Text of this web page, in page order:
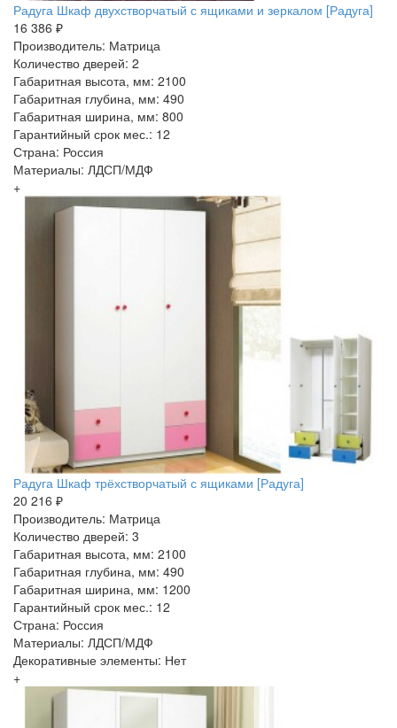
Радуга Шкаф двухстворчатый с ящиками и зеркалом [Радуга]
16 386 ₽
Производитель: Матрица
Количество дверей: 2
Габаритная высота, мм: 2100
Габаритная глубина, мм: 490
Габаритная ширина, мм: 800
Гарантийный срок мес.: 12
Страна: Россия
Материалы: ЛДСП/МДФ
+
Радуга Шкаф трёхстворчатый с ящиками [Радуга]
20 216 ₽
Производитель: Матрица
Количество дверей: 3
Габаритная высота, мм: 2100
Габаритная глубина, мм: 490
Габаритная ширина, мм: 1200
Гарантийный срок мес.: 12
Страна: Россия
Материалы: ЛДСП/МДФ
Декоративные элементы: Нет
+